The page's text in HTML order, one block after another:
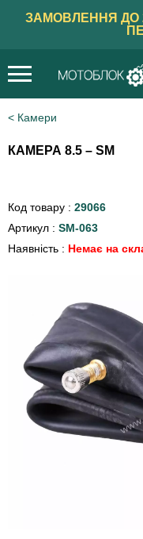
ЗАМОВЛЕННЯ ДО
Камери
КАМЕРА 8.5 – SM
Код товару : 29066
Артикул : SM-063
Наявність : Немає на